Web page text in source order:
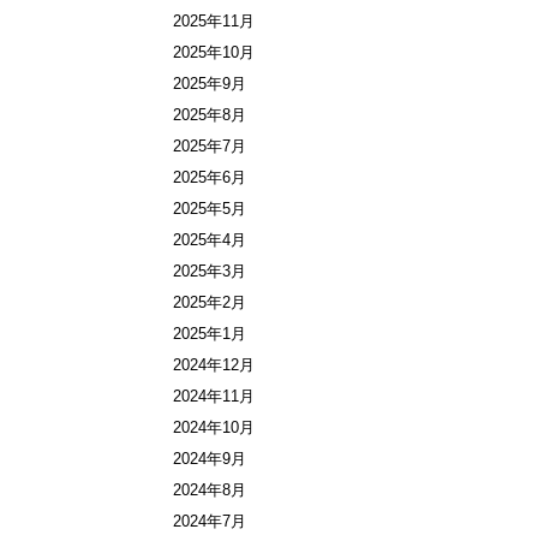
2025年11月
2025年10月
2025年9月
2025年8月
2025年7月
2025年6月
2025年5月
2025年4月
2025年3月
2025年2月
2025年1月
2024年12月
2024年11月
2024年10月
2024年9月
2024年8月
2024年7月